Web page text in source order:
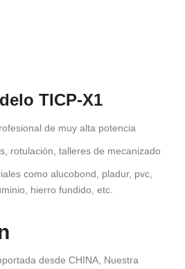
TICP-X1
de muy alta potencia
rotulación, talleres de mecanizado
como alucobond, pladur, pvc,
hierro fundido, etc.
desde CHINA, Nuestra